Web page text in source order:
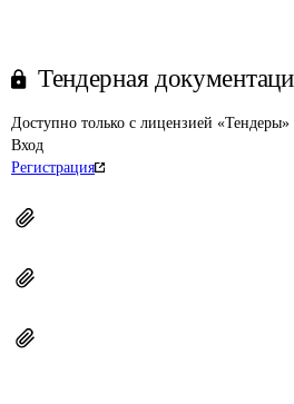
Тендерная
Доступно только с лицензией
Вход
Регистрация